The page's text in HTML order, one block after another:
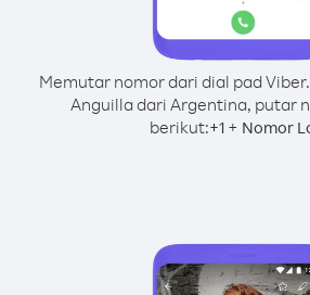
Memutar nomor dari dial pad Viber.
Anguilla dari Argentina, putar
berikut:+1+ Nomor